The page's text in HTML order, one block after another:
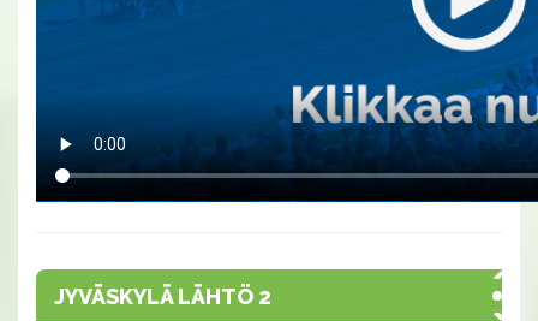
JYVÄSKYLÄ LÄHTÖ 2